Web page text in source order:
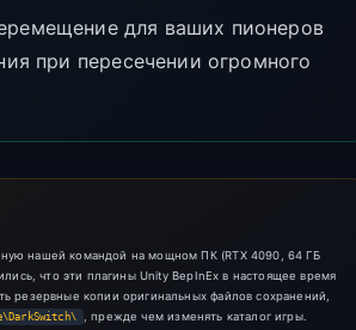
для ваших пионеров
при пересечении огромного
нашей командой на мощном ПК (RTX 4090, 64 ГБ
что эти плагины Unity BepInEx в настоящее время
резервные копии оригинальных файлов сохранений,
, прежде чем изменять каталог игры.